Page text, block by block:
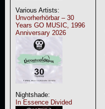
Various Artists:
Unvorherhörbar – 30
Years GO MUSIC, 1996
Anniversary 2026
Nightshade:
In Essence Divided